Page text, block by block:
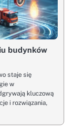
budynków
staje się
w
kluczową
i rozwiązania,